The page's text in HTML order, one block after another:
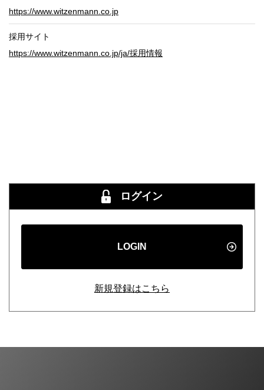
https://www.witzenmann.co.jp
採用サイト
https://www.witzenmann.co.jp/ja/採用情報
ログイン
LOGIN
新規登録はこちら